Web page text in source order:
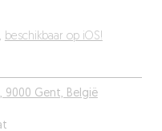
9000 Gent, België
beschikbaar op iOS!